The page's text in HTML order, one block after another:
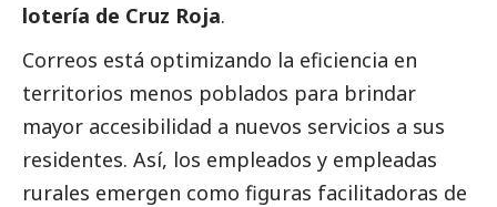
lotería de Cruz Roja.
Correos está optimizando la eficiencia en
territorios menos poblados para brindar
mayor accesibilidad a nuevos servicios a sus
residentes. Así, los empleados y empleadas
rurales emergen como figuras facilitadoras de